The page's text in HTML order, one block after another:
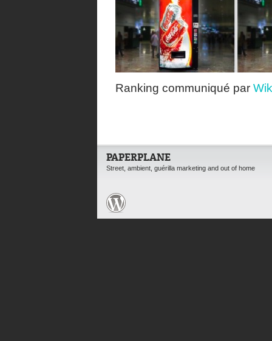
Ranking communiqué par
PAPERPLANE
Street, ambient, guérilla marketing and out of home